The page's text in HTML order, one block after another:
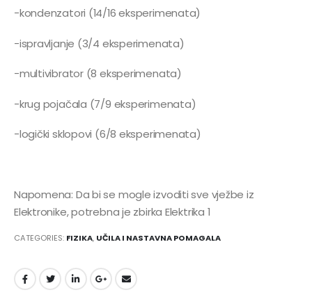
-kondenzatori (14/16 eksperimenata)
-ispravljanje (3/4 eksperimenata)
-multivibrator (8 eksperimenata)
-krug pojačala (7/9 eksperimenata)
-logički sklopovi (6/8 eksperimenata)
Napomena: Da bi se mogle izvoditi sve vježbe iz
Elektronike, potrebna je zbirka Elektrika 1
CATEGORIES: FIZIKA, UČILA I NASTAVNA POMAGALA